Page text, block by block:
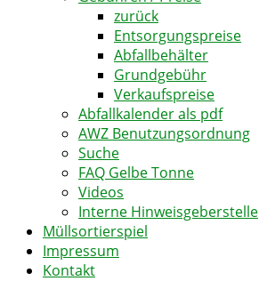
zurück
Entsorgungspreise
Abfallbehälter
Grundgebühr
Verkaufspreise
Abfallkalender als pdf
AWZ Benutzungsordnung
Suche
FAQ Gelbe Tonne
Videos
Interne Hinweisgeberstelle
Müllsortierspiel
Impressum
Kontakt